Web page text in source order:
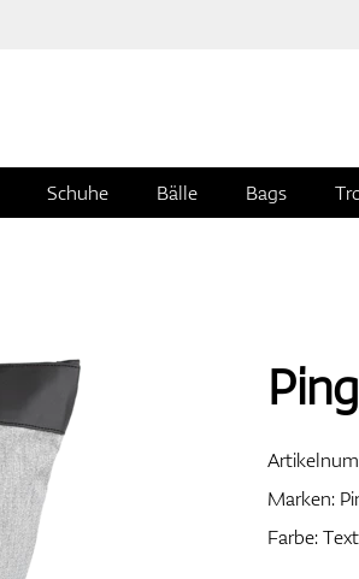
Schuhe Bälle Bags
Marken:
Farbe: